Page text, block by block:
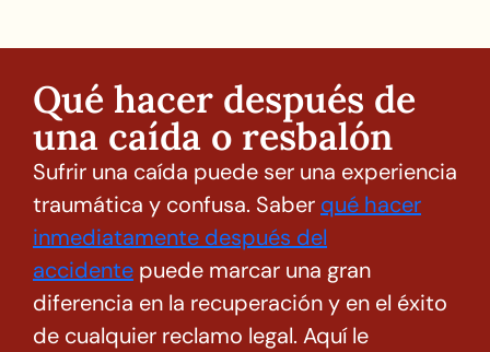
Qué hacer después de
una caída o resbalón
Sufrir una caída puede ser una experiencia
traumática y confusa. Saber qué hacer
inmediatamente después del
accidente puede marcar una gran
diferencia en la recuperación y en el éxito
de cualquier reclamo legal. Aquí le